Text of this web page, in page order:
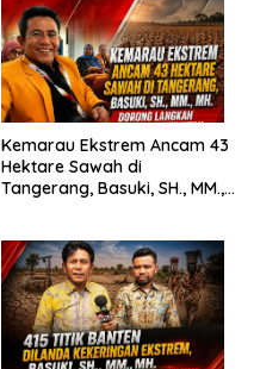
Kemarau Ekstrem Ancam 43
Hektare Sawah di
Tangerang, Basuki, SH., MM.,